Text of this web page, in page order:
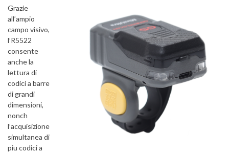
Grazie
all’ampio
campo visivo,
l’R5522
consente
anche la
lettura di
codici a barre
di grandi
dimensioni,
nonch
l’acquisizione
simultanea di
piu codici a